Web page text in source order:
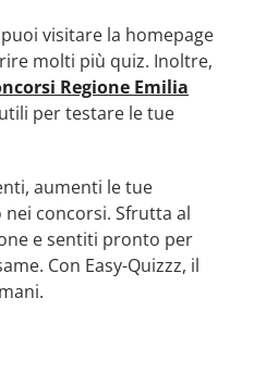
visitare la homepage
molti più quiz. Inoltre,
Regione Emilia
per testare le tue
aumenti le tue
concorsi. Sfrutta al
e sentiti pronto per
Con Easy-Quizzz, il